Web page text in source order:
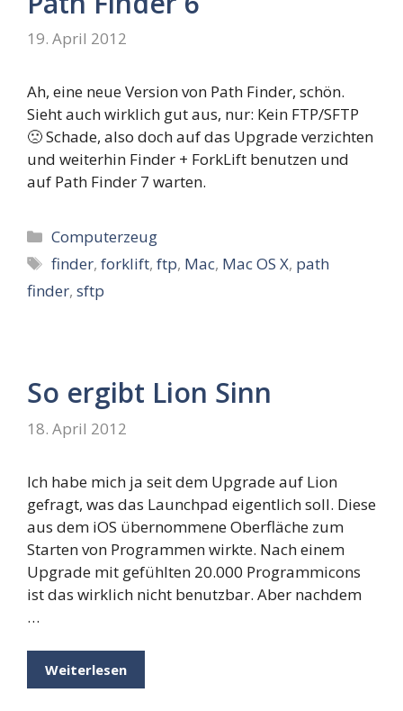
19. April 2012
Ah, eine neue Version von Path Finder, schön.
Sieht auch wirklich gut aus, nur: Kein FTP/SFTP
🙁 Schade, also doch auf das Upgrade verzichten
und weiterhin Finder + ForkLift benutzen und
auf Path Finder 7 warten.
Kategorien
Computerzeug
Schlagwörter
finder,forklift,ftp, Mac, Mac OS X, path
finder, sftp
So ergibt Lion Sinn
18. April 2012
Ich habe mich ja seit dem Upgrade auf Lion
gefragt, was das Launchpad eigentlich soll. Diese
aus dem iOS übernommene Oberfläche zum
Starten von Programmen wirkte. Nach einem
Upgrade mit gefühlten 20.000 Programmicons
ist das wirklich nicht benutzbar. Aber nachdem
…
Weiterlesen